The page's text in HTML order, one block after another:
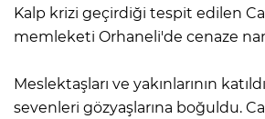
Kalp krizi geçirdiği tespit edilen
memleketi Orhaneli'de cenaze
Meslektaşları ve yakınlarının
sevenleri gözyaşlarına boğuldu.